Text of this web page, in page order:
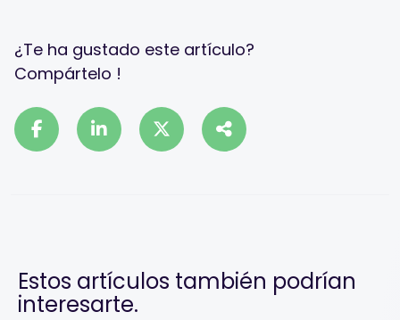
¿Te ha gustado este artículo?
Compártelo !
Estos artículos también podrían
interesarte.